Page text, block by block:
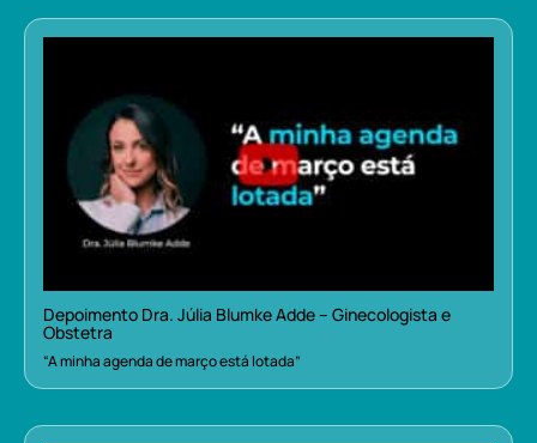
Depoimento Dra. Júlia Blumke Adde – Ginecologista e
Obstetra
“A minha agenda de março está lotada”